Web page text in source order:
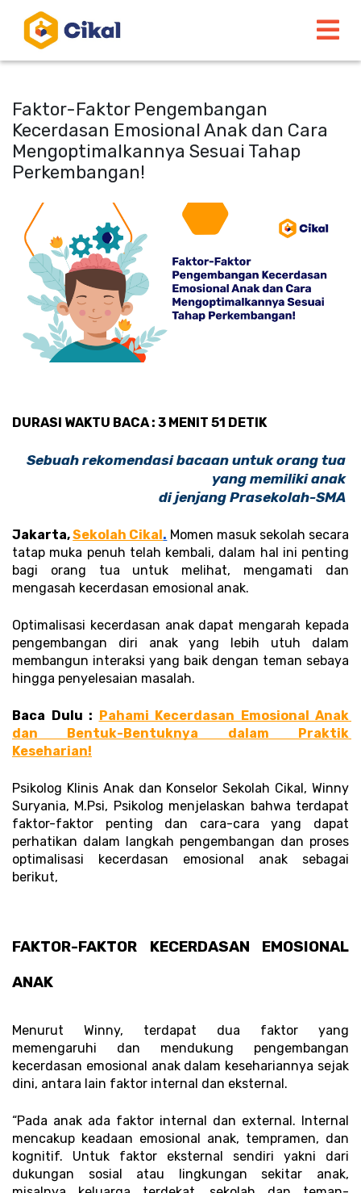
Faktor-Faktor Pengembangan
Kecerdasan Emosional Anak dan Cara
Mengoptimalkannya Sesuai Tahap
Perkembangan!
DURASI WAKTU BACA : 3 MENIT 51 DETIK
Sebuah rekomendasi bacaan untuk orang tua
yang memiliki anak
di jenjang Prasekolah-SMA
Jakarta, Sekolah Cikal. Momen masuk sekolah secara
tatap muka penuh telah kembali, dalam hal ini penting
bagi orang tua untuk melihat, mengamati dan
mengasah kecerdasan emosional anak.
Optimalisasi kecerdasan anak dapat mengarah kepada
pengembangan diri anak yang lebih utuh dalam
membangun interaksi yang baik dengan teman sebaya
hingga penyelesaian masalah.
Baca Dulu : Pahami Kecerdasan Emosional Anak
dan Bentuk-Bentuknya dalam Praktik
Keseharian!
Psikolog Klinis Anak dan Konselor Sekolah Cikal, Winny
Suryania, M.Psi, Psikolog menjelaskan bahwa terdapat
faktor-faktor penting dan cara-cara yang dapat
perhatikan dalam langkah pengembangan dan proses
optimalisasi kecerdasan emosional anak sebagai
berikut,
FAKTOR-FAKTOR KECERDASAN EMOSIONAL
ANAK
Menurut Winny, terdapat dua faktor yang
memengaruhi dan mendukung pengembangan
kecerdasan emosional anak dalam kesehariannya sejak
dini, antara lain faktor internal dan eksternal.
“Pada anak ada faktor internal dan external. Internal
mencakup keadaan emosional anak, tempramen, dan
kognitif. Untuk faktor eksternal sendiri yakni dari
dukungan sosial atau lingkungan sekitar anak,